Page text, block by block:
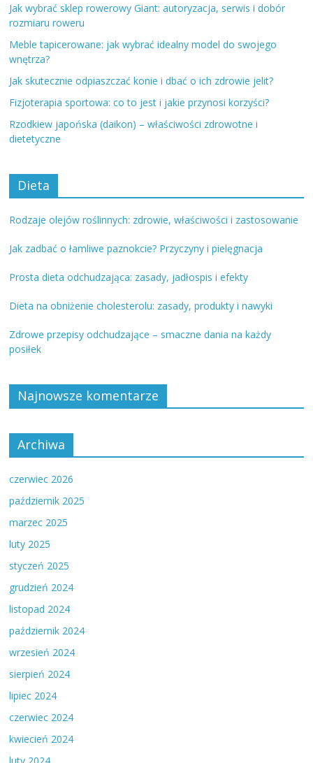
Jak wybrać sklep rowerowy Giant: autoryzacja, serwis i dobór
rozmiaru roweru
Meble tapicerowane: jak wybrać idealny model do swojego
wnętrza?
Jak skutecznie odpiaszczać konie i dbać o ich zdrowie jelit?
Fizjoterapia sportowa: co to jest i jakie przynosi korzyści?
Rzodkiew japońska (daikon) – właściwości zdrowotne i
dietetyczne
Dieta
Rodzaje olejów roślinnych: zdrowie, właściwości i zastosowanie
Jak zadbać o łamliwe paznokcie? Przyczyny i pielęgnacja
Prosta dieta odchudzająca: zasady, jadłospis i efekty
Dieta na obniżenie cholesterolu: zasady, produkty i nawyki
Zdrowe przepisy odchudzające – smaczne dania na każdy
posiłek
Najnowsze komentarze
Archiwa
czerwiec 2026
październik 2025
marzec 2025
luty 2025
styczeń 2025
grudzień 2024
listopad 2024
październik 2024
wrzesień 2024
sierpień 2024
lipiec 2024
czerwiec 2024
kwiecień 2024